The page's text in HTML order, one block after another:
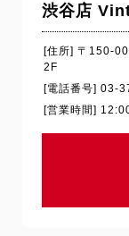
渋谷店
[住所] 〒150-
2F
[電話番号] 03-
[営業時間]